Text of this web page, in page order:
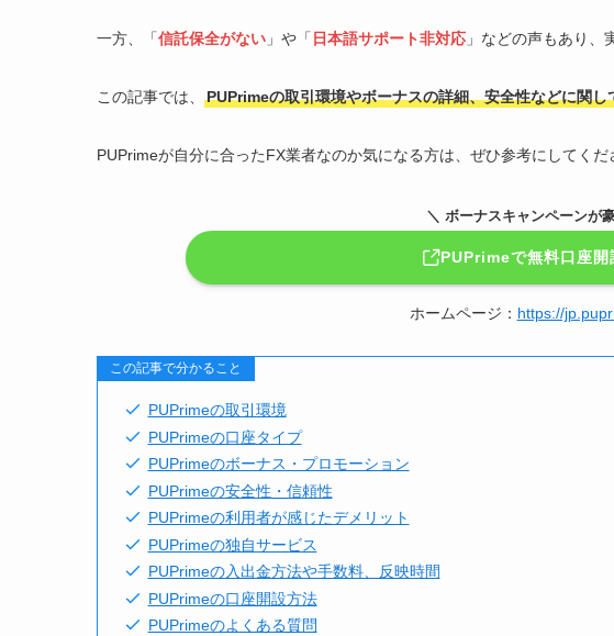
一方、「信託保全がない 」や「 日本語サポート非対応 」などの声もあり、
この記事では、 PUPrimeの取引環境やボーナスの詳細、安全性などに関し
PUPrimeが自分に合ったFX業者なのか気になる方は、ぜひ参考にしてくだ
＼ ボーナスキャンペーンが
PUPrimeで無料口座開
ホームページ： https://
この記事で分かること
PUPrimeの取引環境
PUPrimeの口座タイプ
PUPrimeのボーナス・プロモーション
PUPrimeの安全性・信頼性
PUPrimeの利用者が感じたデメリット
PUPrimeの独自サービス
PUPrimeの入出金方法や手数料、反映時間
PUPrimeの口座開設方法
PUPrimeのよくある質問